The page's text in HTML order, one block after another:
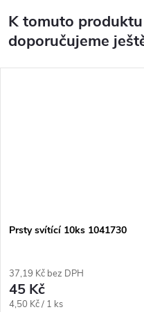
K tomuto produktu
doporučujeme
Prsty svítící 10ks 1041730
37,19 Kč bez DPH
45 Kč
Měrná
4,50 Kč / 1 ks